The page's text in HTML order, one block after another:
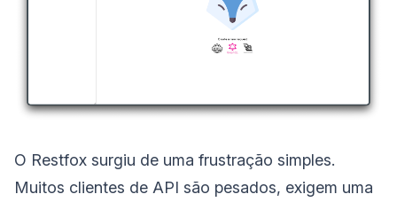
O Restfox surgiu de uma frustração simples.
Muitos clientes de API são pesados, exigem uma